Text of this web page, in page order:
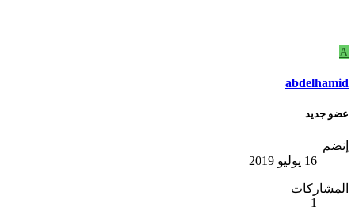
A
abdelhamid
عضو جديد
إنضم
16 يوليو 2019
المشاركات
1